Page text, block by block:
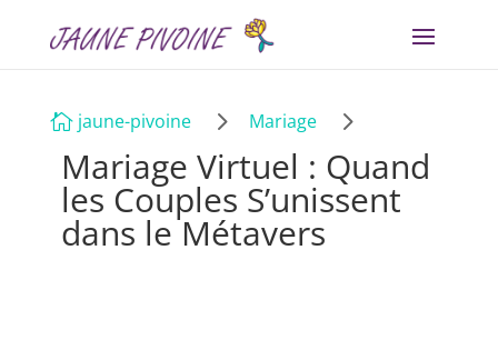
 jaune-pivoine 5 Mariage 5
Mariage Virtuel : Quand
les Couples S’unissent
dans le Métavers